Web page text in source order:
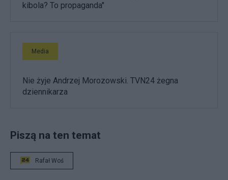
kibola? To propaganda"
Media
Nie żyje Andrzej Morozowski. TVN24 żegna
dziennikarza
Piszą na ten temat
Rafał Woś